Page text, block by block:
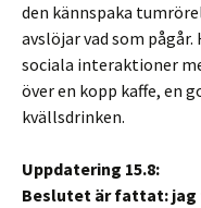
den kännspaka
avslöjar vad som
sociala interaktioner
över en kopp kaffe, en
kvällsdrinken.
Uppdatering 15.8:
Beslutet är fattat: jag